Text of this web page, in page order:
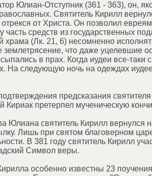
Юлиан-Отступник (361 - 363), он,
Святитель Кирилл
отрекся от Христа. Он позволил
часть средств из государственных
храма (Лк. 21, 6) несомненно
землетрясение, что даже уцелевшие
в прах. Когда иудеи все-таки
На следующую ночь на одеждах
предсказания
Кириак претерпел мученическую
Юлиана святитель Кирилл вернулся
Лишь при святом благоверном
В 381 году святитель Кирилл
Символ веры.
особенно известны 23